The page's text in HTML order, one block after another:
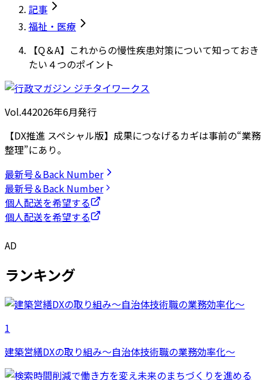
記事
福祉・医療
【Q＆A】これからの慢性疾患対策について知っておき
たい４つのポイント
Vol.442026年6月発行
【DX推進 スペシャル版】成果につなげるカギは事前の“業務
整理”にあり。
最新号＆Back Number
最新号＆Back Number
個人配送を希望する
個人配送を希望する
AD
ランキング
1
建築営繕DXの取り組み～自治体技術職の業務効率化～